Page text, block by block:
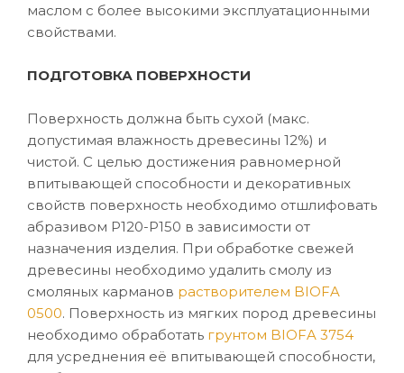
маслом с более высокими эксплуатационными
свойствами.
ПОДГОТОВКА ПОВЕРХНОСТИ
Поверхность должна быть сухой (макс.
допустимая влажность древесины 12%) и
чистой. С целью достижения равномерной
впитывающей способности и декоративных
свойств поверхность необходимо отшлифовать
абразивом P120-P150 в зависимости от
назначения изделия. При обработке свежей
древесины необходимо удалить смолу из
смоляных карманов растворителем BIOFA
0500. Поверхность из мягких пород древесины
необходимо обработать грунтом BIOFA 3754
для усреднения её впитывающей способности,